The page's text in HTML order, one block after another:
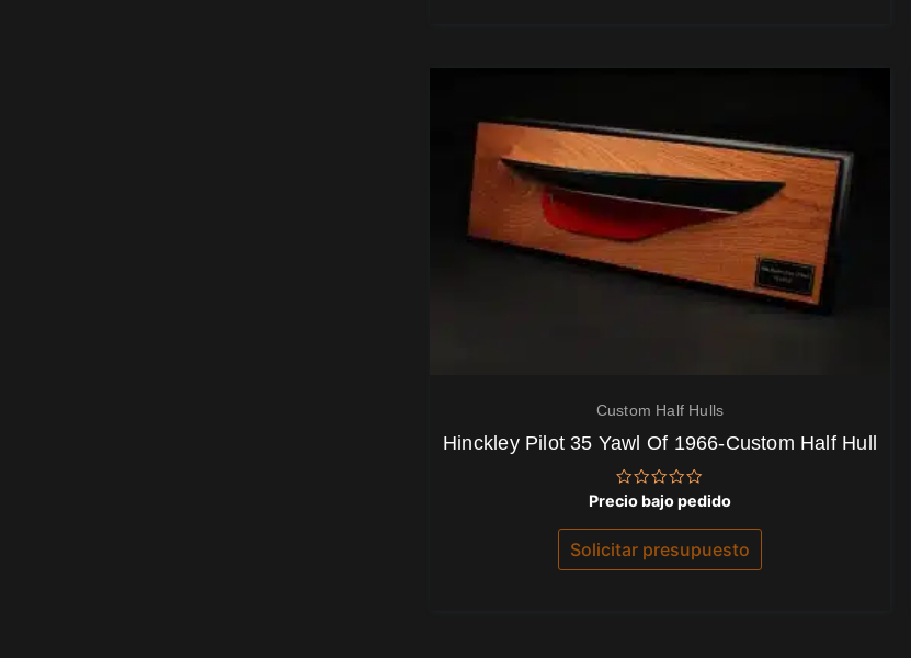
Custom Half Hulls
Hinckley Pilot 35 Yawl Of 1966-Custom Half Hull
Valorado
con
0
de
5
Precio bajo pedido
Solicitar presupuesto